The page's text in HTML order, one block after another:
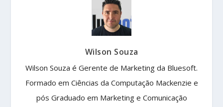
Wilson Souza
Wilson Souza é Gerente de Marketing da Bluesoft.
Formado em Ciências da Computação Mackenzie e
pós Graduado em Marketing e Comunicação